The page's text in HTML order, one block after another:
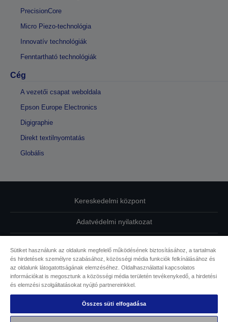
PrecisionCore
Micro Piezo-technológia
Innovatív technológiák
Fenntartható technológiák
Cég
A vezetői csapat weboldala
Epson Europe Electronics
Digigraphie
Direkt textilnyomtatás
Globális
Kereskedelmi központ
Adatvédelmi nyilatkozat
Kapcsolatfelvétel
Sütikkel kapcsolatos információk
Az Epson elkötelezettsége az akadálymentesség mellett
Sütiket használunk az oldalunk megfelelő működésének biztosításához, a tartalmak
és hirdetések személyre szabásához, közösségi média funkciók felkínálásához és
az oldalunk látogatottságának elemzéséhez. Oldalhasználattal kapcsolatos
információkat is megosztunk a közösségi média területén tevékenykedő, a hirdetési
és elemzési szolgáltatásokat nyújtó partnereinkkel.
Összes süti elfogadása